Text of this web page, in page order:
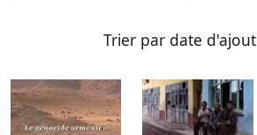
Trier par date d'ajout